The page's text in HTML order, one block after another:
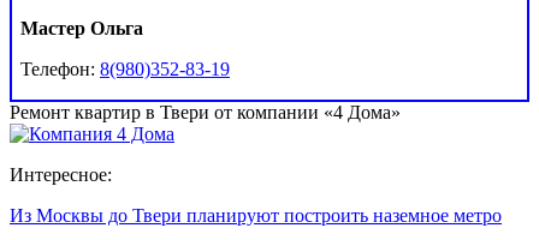
Мастер Ольга
Телефон: 8(980)352-83-19
Ремонт квартир в Твери от компании «4 Дома»
Интересное:
Из Москвы до Твери планируют построить наземное метро